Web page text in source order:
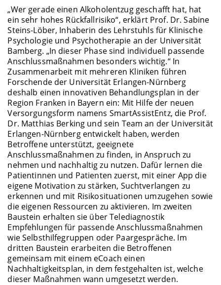
„Wer gerade einen Alkoholentzug geschafft hat, hat
ein sehr hohes Rückfallrisiko“, erklärt Prof. Dr. Sabine
Steins-Löber, Inhaberin des Lehrstuhls für Klinische
Psychologie und Psychotherapie an der Universität
Bamberg. „In dieser Phase sind individuell passende
Anschlussmaßnahmen besonders wichtig.“ In
Zusammenarbeit mit mehreren Kliniken führen
Forschende der Universität Erlangen-Nürnberg
deshalb einen innovativen Behandlungsplan in der
Region Franken in Bayern ein: Mit Hilfe der neuen
Versorgungsform namens SmartAssistEntz, die Prof.
Dr. Matthias Berking und sein Team an der Universität
Erlangen-Nürnberg entwickelt haben, werden
Betroffene unterstützt, geeignete
Anschlussmaßnahmen zu finden, in Anspruch zu
nehmen und nachhaltig zu nutzen. Dafür lernen die
Patientinnen und Patienten zuerst, mit einer App die
eigene Motivation zu stärken, Suchtverlangen zu
erkennen und mit Risikosituationen umzugehen sowie
die eigenen Ressourcen zu aktivieren. Im zweiten
Baustein erhalten sie über Telediagnostik
Empfehlungen für passende Anschlussmaßnahmen
wie Selbsthilfegruppen oder Paargespräche. Im
dritten Baustein erarbeiten die Betroffenen
gemeinsam mit einem eCoach einen
Nachhaltigkeitsplan, in dem festgehalten ist, welche
dieser Maßnahmen wann umgesetzt werden.